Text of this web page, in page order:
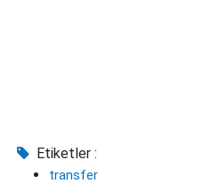
Etiketler :
transfer